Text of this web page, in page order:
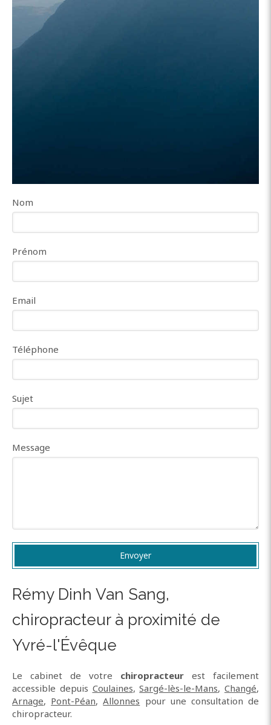
Nom
Prénom
Email
Téléphone
Sujet
Message
Envoyer
Rémy Dinh Van Sang,
chiropracteur à proximité de
Yvré-l'Évêque
Le cabinet de votre chiropracteur est facilement
accessible depuis Coulaines,Sargé-lès-le-Mans, Changé,
Arnage, Pont-Péan,Allonnes pour une consultation de
chiropracteur.